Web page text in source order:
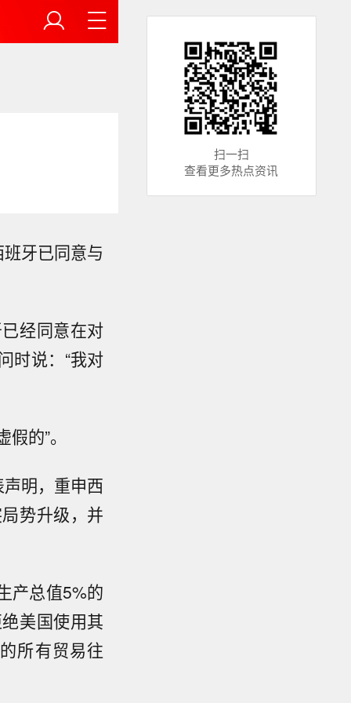
牙已同意与
经同意在对
时说：“我对
的”。
明，重申西
势升级，并
产总值5%的
美国使用其
所有贸易往
扫一扫
查看更多热点资讯